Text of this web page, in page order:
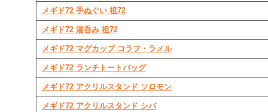
メギド72 手ぬぐい 祖72
メギド72 湯呑み 祖72
メギド72 マグカップ コラフ・ラメル
メギド72 ランチトートバッグ
メギド72 アクリルスタンド ソロモン
メギド72 アクリルスタンド シバ